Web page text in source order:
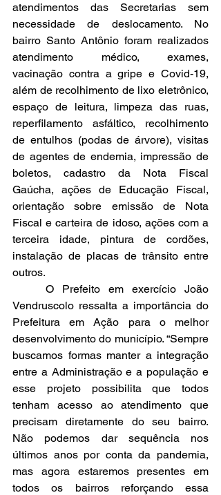
atendimentos das Secretarias sem
necessidade de deslocamento. No
bairro Santo Antônio foram realizados
atendimento médico, exames,
vacinação contra a gripe e Covid-19,
além de recolhimento de lixo eletrônico,
espaço de leitura, limpeza das ruas,
reperfilamento asfáltico, recolhimento
de entulhos (podas de árvore), visitas
de agentes de endemia, impressão de
boletos, cadastro da Nota Fiscal
Gaúcha, ações de Educação Fiscal,
orientação sobre emissão de Nota
Fiscal e carteira de idoso, ações com a
terceira idade, pintura de cordões,
instalação de placas de trânsito entre
outros.
Vendruscolo ressalta a importância do
Prefeitura em Ação para o melhor
desenvolvimento do município. “Sempre
buscamos formas manter a integração
entre a Administração e a população e
esse projeto possibilita que todos
tenham acesso ao atendimento que
precisam diretamente do seu bairro.
Não podemos dar sequência nos
últimos anos por conta da pandemia,
mas agora estaremos presentes em
todos os bairros reforçando essa